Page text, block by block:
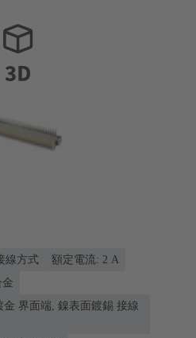
線方式
額定電流: ‌2 A
界面端, 鎳表面鍍錫 接線